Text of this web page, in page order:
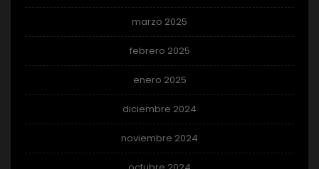
marzo 2025
febrero 2025
enero 2025
diciembre 2024
noviembre 2024